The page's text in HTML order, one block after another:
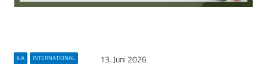
ILA INTERNATIONAL 13. Juni 2026